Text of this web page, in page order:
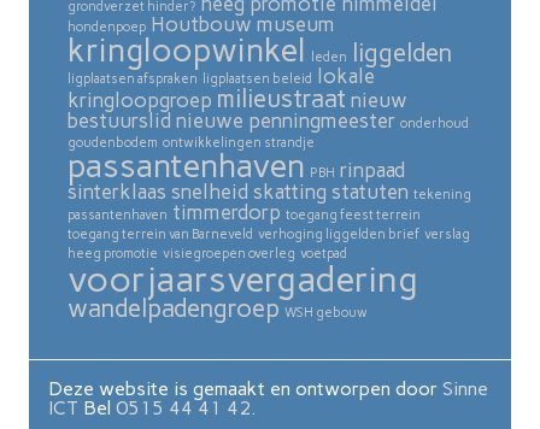
grondverzet hinder?
hondenpoep Houtbouw museum
kringloopwinkel leden liggelden
ligplaatsen afspraken ligplaatsen beleid
lokale
kringloopgroep milieustraat nieuw
bestuurslid nieuwe penningmeester onderhoud
goudenbodem ontwikkelingen strandje
passantenhaven PBH rinpaad
sinterklaas snelheid skatting statuten tekening
passantenhaven timmerdorp toegang feest terrein
toegang terrein van Barneveld verhoging liggelden brief verslag
heeg promotie visiegroepen overleg voetpad
voorjaarsvergadering
wandelpadengroep WSH gebouw
Deze website is gemaakt en ontworpen door Sinne
ICT Bel 0515 44 41 42.